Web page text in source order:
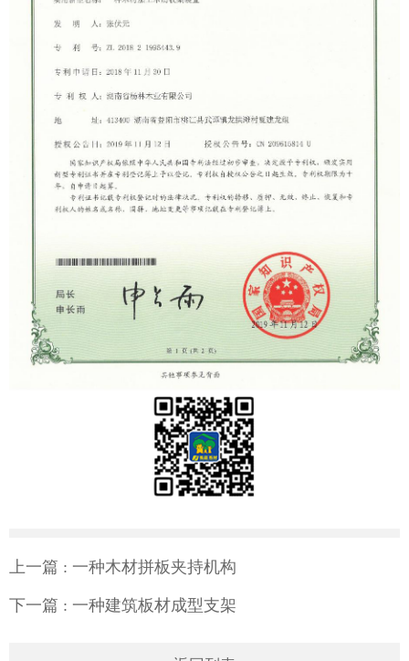
上一篇 : 一种木材拼板夹持机构
下一篇 : 一种建筑板材成型支架